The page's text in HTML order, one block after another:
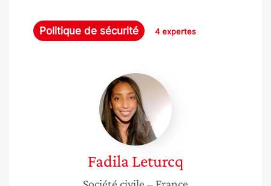
Politique de sécurité 4 expertes
Fadila
Leturcq
FadilaLeturcq